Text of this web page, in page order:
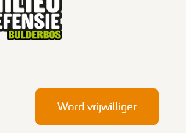
Word vrijwilliger